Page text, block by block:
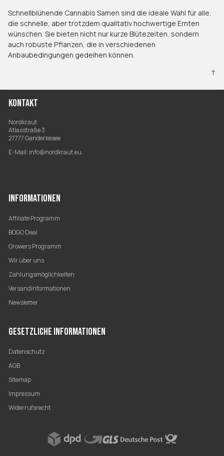
Schnellblühende Cannabis Samen sind die ideale Wahl für alle,
die schnelle, aber trotzdem qualitativ hochwertige Ernten
wünschen. Sie bieten nicht nur kurze Blütezeiten, sondern
auch robuste Pflanzen, die in verschiedenen
Anbaubedingungen gedeihen können.
↑
KONTAKT
Nordkraut
Atlasstraße 3
27777 Ganderkesee
E-Mail: info@nordkraut.eu
INFORMATIONEN
Affiliate Programm
BOGO Deal
Growers Programm
Wir über uns
Zahlungsmöglichkeiten
Versandinformationen
Newsletter
GESETZLICHE INFORMATIONEN
Datenschutz
AGB
Sitemap
Impressum
Widerrufsrecht